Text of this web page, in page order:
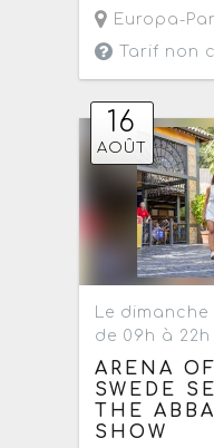
Europa-
Tarif non
16
AOÛT
Le dimanche
de 09h à 22h
ARENA
SWEDE
THE
SHOW